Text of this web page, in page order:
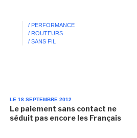
/ PERFORMANCE
/ ROUTEURS
/ SANS FIL
LE 18 SEPTEMBRE 2012
Le paiement sans contact ne
séduit pas encore les Français